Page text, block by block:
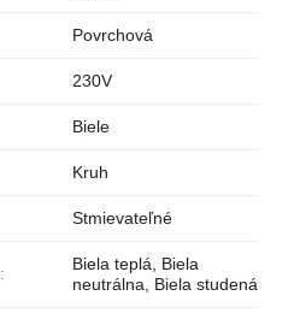
Povrchová
230V
Biele
Kruh
Stmievateľné
Biela teplá, Biela
neutrálna, Biela studená